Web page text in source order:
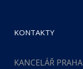
KONTAKTY
KANCELÁŘ PRAHA